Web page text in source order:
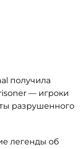
получила
— игроки
разрушенного
легенды об